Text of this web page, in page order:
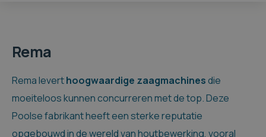
Rema
Rema leverthoogwaardige zaagmachinesdie
moeiteloos kunnen concurreren met de top. Deze
Poolse fabrikant heeft een sterke reputatie
opgebouwd in de wereld van houtbewerking, vooral